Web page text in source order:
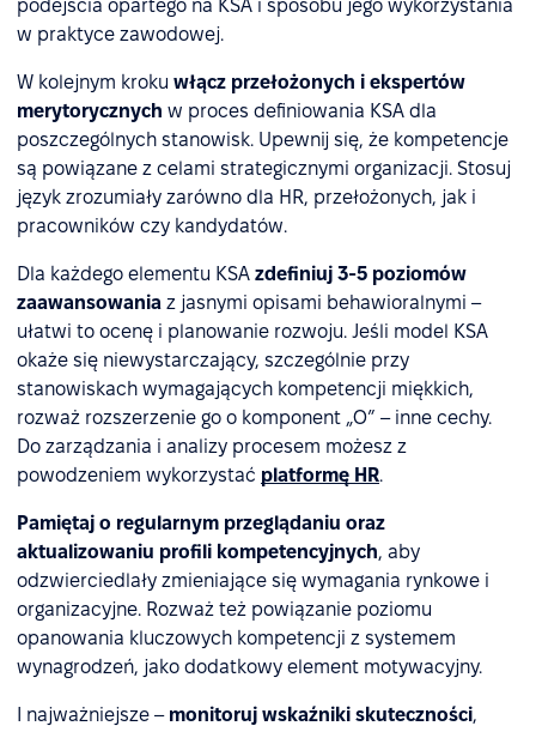
podejścia opartego na KSA i sposobu jego wykorzystania
w praktyce zawodowej.
W kolejnym kroku włącz przełożonych i ekspertów
merytorycznych w proces definiowania KSA dla
poszczególnych stanowisk. Upewnij się, że kompetencje
są powiązane z celami strategicznymi organizacji. Stosuj
język zrozumiały zarówno dla HR, przełożonych, jak i
pracowników czy kandydatów.
Dla każdego elementu KSA zdefiniuj 3-5 poziomów
zaawansowania z jasnymi opisami behawioralnymi –
ułatwi to ocenę i planowanie rozwoju. Jeśli model KSA
okaże się niewystarczający, szczególnie przy
stanowiskach wymagających kompetencji miękkich,
rozważ rozszerzenie go o komponent „O” – inne cechy.
Do zarządzania i analizy procesem możesz z
powodzeniem wykorzystać platformę HR.
Pamiętaj o regularnym przeglądaniu oraz
aktualizowaniu profili kompetencyjnych, aby
odzwierciedlały zmieniające się wymagania rynkowe i
organizacyjne. Rozważ też powiązanie poziomu
opanowania kluczowych kompetencji z systemem
wynagrodzeń, jako dodatkowy element motywacyjny.
I najważniejsze – monitoruj wskaźniki skuteczności,